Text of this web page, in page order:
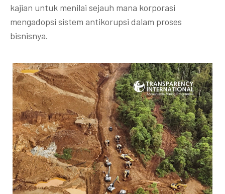
kajian untuk menilai sejauh mana korporasi
mengadopsi sistem antikorupsi dalam proses
bisnisnya.